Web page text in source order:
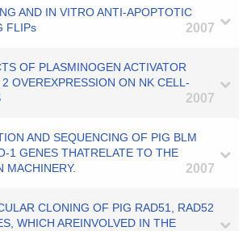
AND IN VITRO ANTI-APOPTOTIC
FLIPs
2007
OF PLASMINOGEN ACTIVATOR
OVEREXPRESSION ON NK CELL-
2007
AND SEQUENCING OF PIG BLM
1 GENES THATRELATE TO THE
MACHINERY.
2007
CLONING OF PIG RAD51, RAD52
WHICH AREINVOLVED IN THE